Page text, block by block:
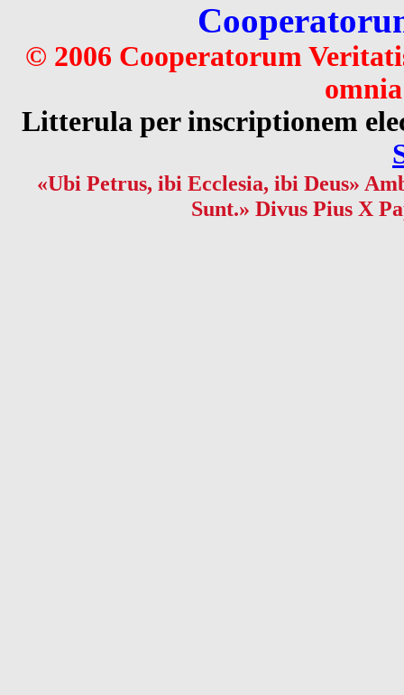
© 2006 Cooperatorum
Litterula per inscriptionem
«Ubi Petrus, ibi Ecclesia, ibi Deus»
Sunt.» Divus Pius X